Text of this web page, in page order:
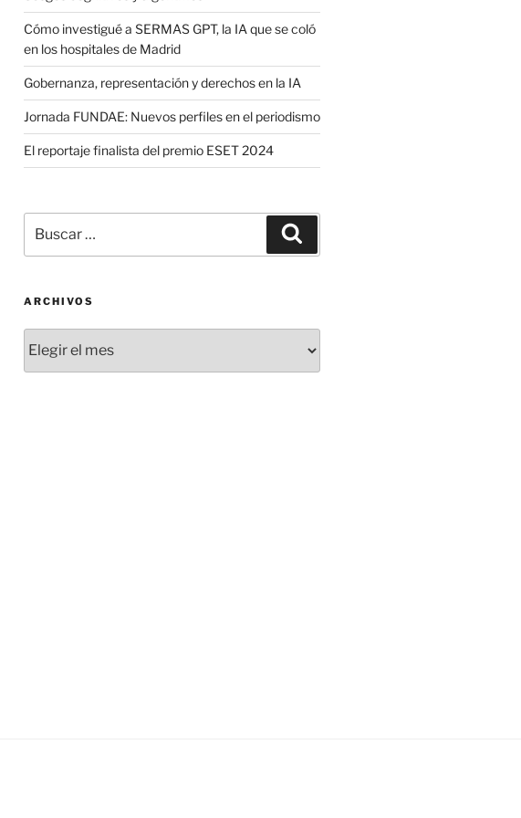
Cómo investigué a SERMAS GPT, la IA que se coló
en los hospitales de Madrid
Gobernanza, representación y derechos en la IA
Jornada FUNDAE: Nuevos perfiles en el periodismo
El reportaje finalista del premio ESET 2024
por:
ARCHIVOS